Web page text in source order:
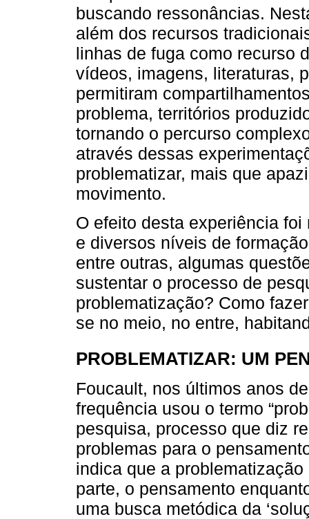
buscando ressonâncias.
além dos recursos
linhas de fuga como recurso
vídeos, imagens, literaturas,
permitiram
problema, territórios
tornando o percurso
através dessas
problematizar, mais que
movimento.
O efeito desta experiência
e diversos níveis de
entre outras, algumas
sustentar o processo de
problematização? Como
se no meio, no entre,
PROBLEMATIZAR: UM
Foucault, nos últimos anos
frequência usou o termo
pesquisa, processo que diz
problemas para o
indica que a
parte, o pensamento
uma busca metódica da